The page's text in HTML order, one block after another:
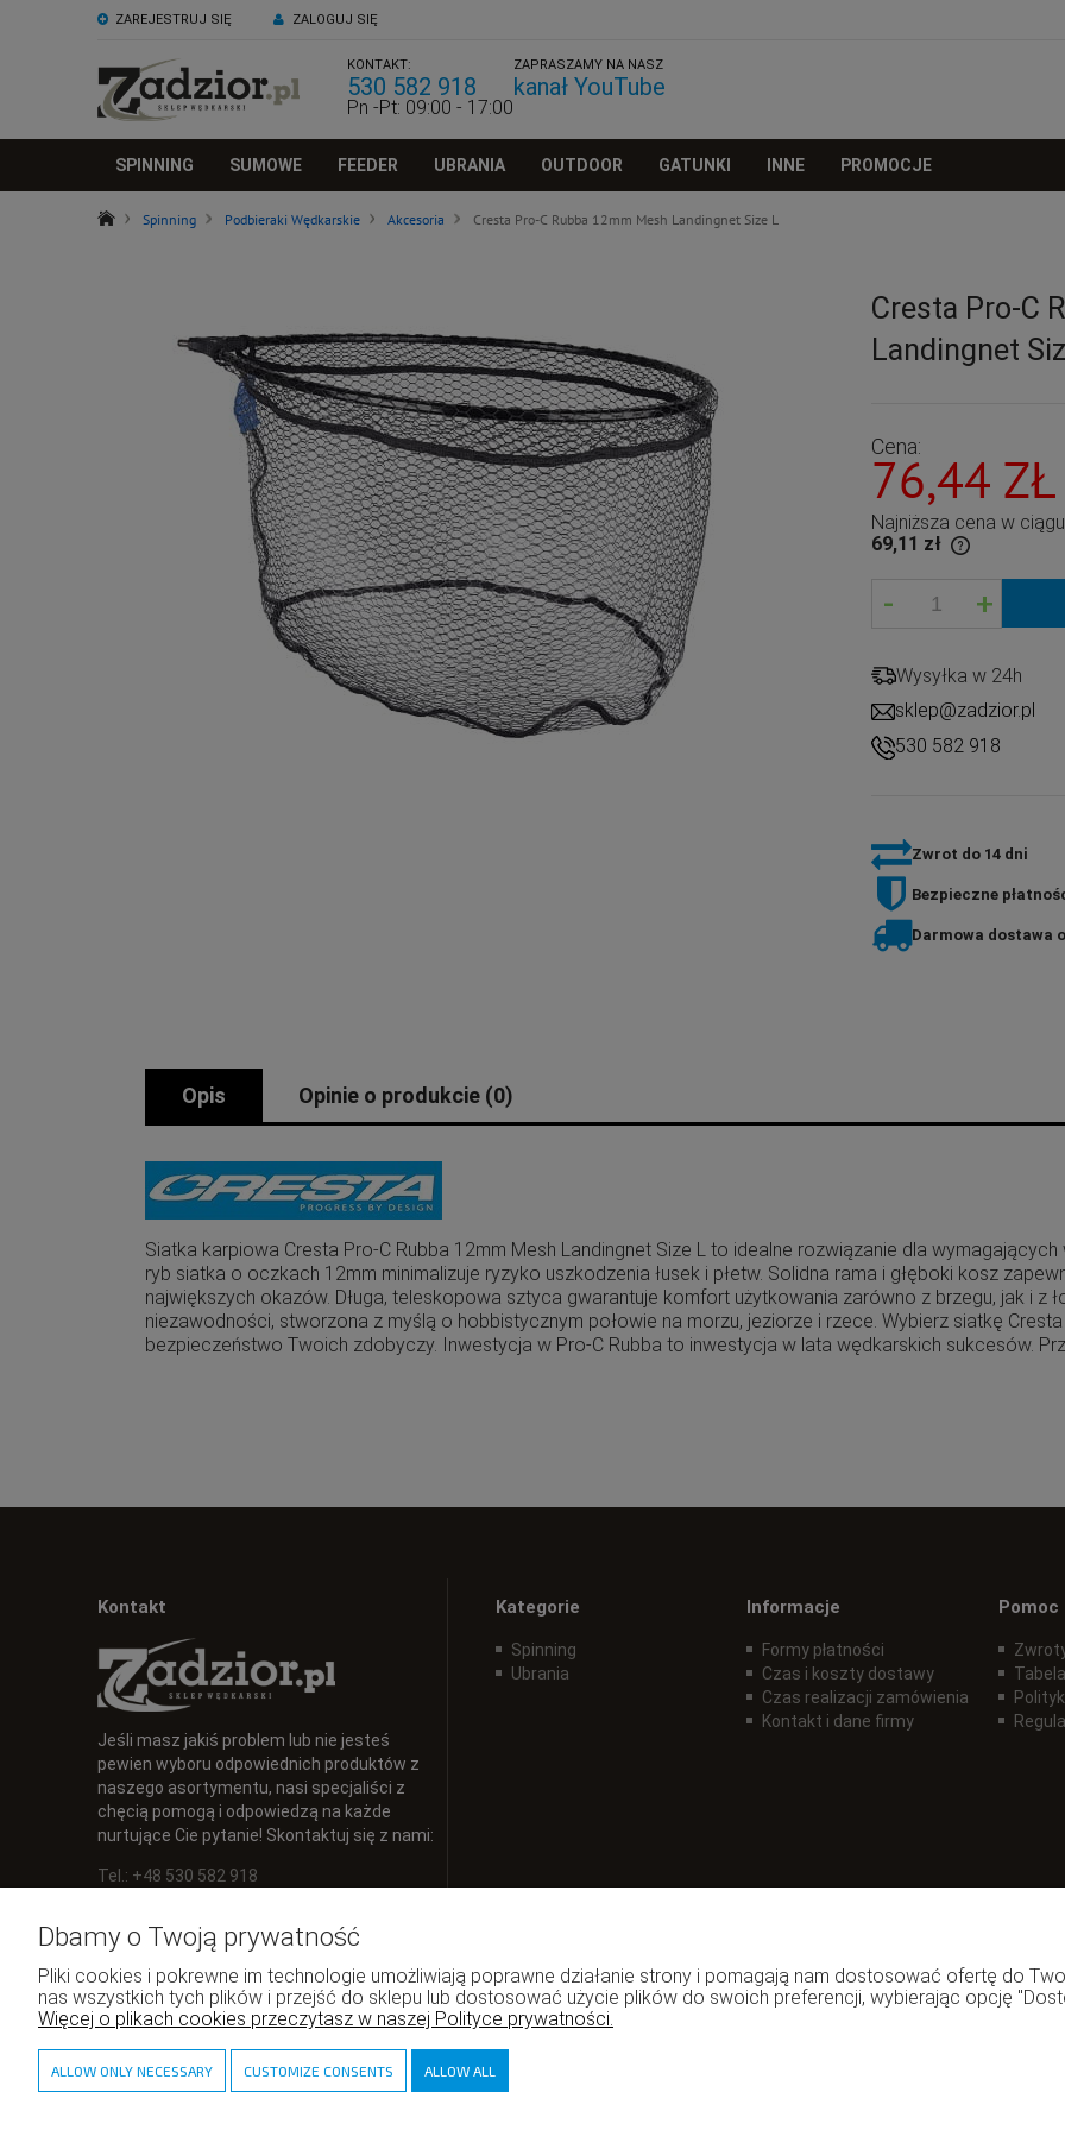
ZAREJESTRUJ SIĘ ZALOGUJ SIĘ
KONTAKT:
530 582 918
Pn -Pt: 09:00 - 17:00
ZAPRASZAMY NA NASZ
kanał YouTube
SPINNING SUMOWE FEEDER UBRANIA OUTDOOR GATUNKI INNE PROMOCJE
Spinning Podbieraki Wędkarskie Akcesoria Cresta Pro-C Rubba 12mm Mesh Landingnet Size L
Cresta Pro-C
Landingnet
Cena:
76,44 ZŁ
Najniższa cena w
69,11 zł
If the product is sold for less than 30 days,
the lowest price since the product went on
sale is displayed.
- +
Wysyłka w 24h
sklep@zadzior.pl
530 582 918
Zwrot do 14 dni
Bezpieczne
Darmowa dostawa
Opis Opinie o produkcie (0)
Siatka karpiowa Cresta Pro-C Rubba 12mm Mesh Landingnet Size L to idealne rozwiązanie dla
ryb siatka o oczkach 12mm minimalizuje ryzyko uszkodzenia łusek i płetw. Solidna rama i głęboki kosz
największych okazów. Długa, teleskopowa sztyca gwarantuje komfort użytkowania zarówno z brzegu, jak i z
niezawodności, stworzona z myślą o hobbistycznym połowie na morzu, jeziorze i rzece. Wybierz siatkę
bezpieczeństwo Twoich zdobyczy. Inwestycja w Pro-C Rubba to inwestycja w lata wędkarskich sukcesów.
Kontakt
Jeśli masz jakiś problem lub nie jesteś
pewien wyboru odpowiednich produktów z
naszego asortymentu, nasi specjaliści z
chęcią pomogą i odpowiedzą na każde
nurtujące Cie pytanie! Skontaktuj się z nami:
Tel.: +48 530 582 918
Kategorie
Spinning
Ubrania
Informacje
Formy płatności
Czas i koszty dostawy
Czas realizacji zamówienia
Kontakt i dane firmy
Pomoc
Dbamy o Twoją prywatność
Pliki cookies i pokrewne im technologie umożliwiają poprawne działanie strony i pomagają nam dostosować ofertę do
nas wszystkich tych plików i przejść do sklepu lub dostosować użycie plików do swoich preferencji, wybierając opcję
Więcej o plikach cookies przeczytasz w naszej Polityce prywatności.
ALLOW ONLY NECESSARY CUSTOMIZE CONSENTS ALLOW ALL